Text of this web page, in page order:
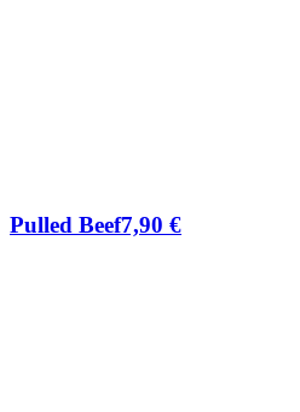
Pulled Beef7,90 €